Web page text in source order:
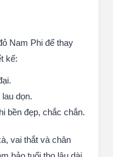
Nam Phi để thay
kế:
dọn.
bền đẹp, chắc chắn.
vai thắt và chân